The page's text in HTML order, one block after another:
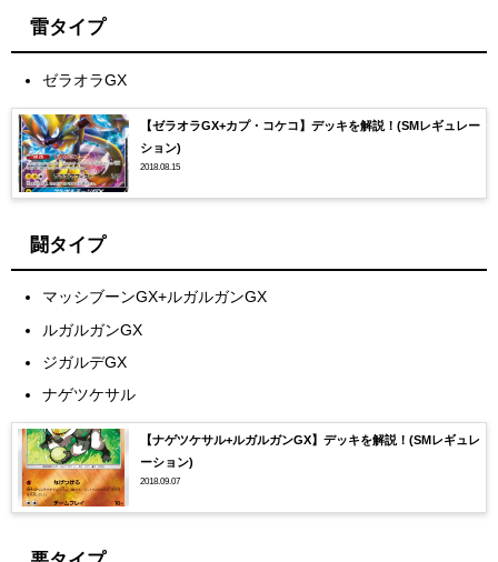
雷タイプ
ゼラオラGX
【ゼラオラGX+カプ・コケコ】デッキを解説！(SMレギュレー
ション)
2018.08.15
闘タイプ
マッシブーンGX+ルガルガンGX
ルガルガンGX
ジガルデGX
ナゲツケサル
【ナゲツケサル+ルガルガンGX】デッキを解説！(SMレギュレ
ーション)
2018.09.07